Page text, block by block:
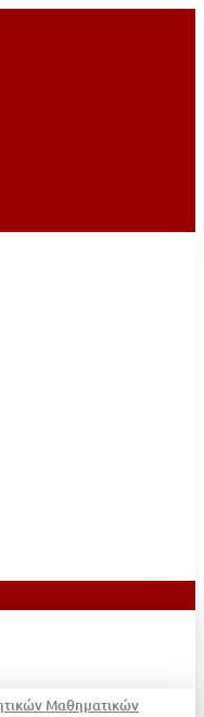
Μαθηματικών